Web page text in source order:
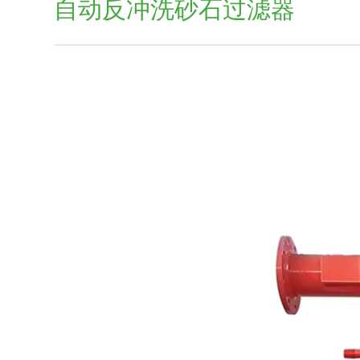
自动反冲洗砂石过滤器